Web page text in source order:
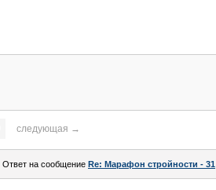
следующая →
Ответ на сообщение Re: Марафон стройности - 31